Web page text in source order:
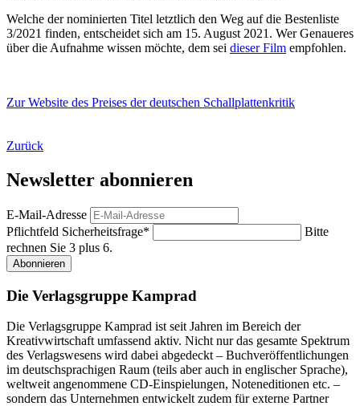
Welche der nominierten Titel letztlich den Weg auf die Bestenliste
3/2021 finden, entscheidet sich am 15. August 2021. Wer Genaueres
über die Aufnahme wissen möchte, dem sei dieser Film empfohlen.
Zur Website des Preises der deutschen Schallplattenkritik
Zurück
Newsletter abonnieren
E-Mail-Adresse
Pflichtfeld Sicherheitsfrage*
Bitte
rechnen Sie 3 plus 6.
Abonnieren
Die Verlagsgruppe Kamprad
Die Verlagsgruppe Kamprad ist seit Jahren im Bereich der
Kreativwirtschaft umfassend aktiv. Nicht nur das gesamte Spektrum
des Verlagswesens wird dabei abgedeckt – Buchveröffentlichungen
im deutschsprachigen Raum (teils aber auch in englischer Sprache),
weltweit angenommene CD-Einspielungen, Noteneditionen etc. –
sondern das Unternehmen entwickelt zudem für externe Partner